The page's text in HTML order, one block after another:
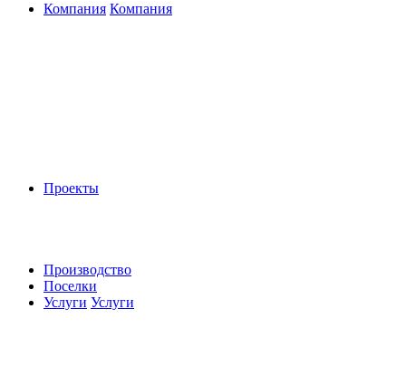
Компания Компания
Проекты
Производство
Поселки
Услуги Услуги